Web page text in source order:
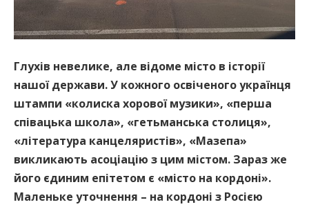
Глухів невелике, але відоме місто в історії
нашої держави. У кожного освіченого українця
штампи «колиска хорової музики», «перша
співацька школа», «гетьманська столиця»,
«література канцеляристів», «Мазепа»
викликають асоціацію з цим містом. Зараз же
його єдиним епітетом є «місто на кордоні».
Маленьке уточнення – на кордоні з Росією